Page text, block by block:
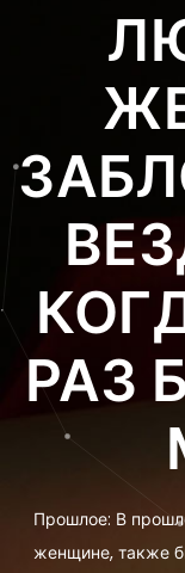
РАЗ
Прошлое: В
женщине, также